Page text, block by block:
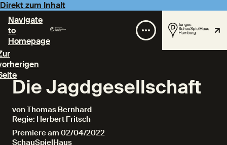
Direkt zum Inhalt
Navigate
to
Homepage
Die Jagdgesellschaft
von Thomas Bernhard
Regie: Herbert Fritsch
Premiere am 02/04/2022
SchauSpielHaus